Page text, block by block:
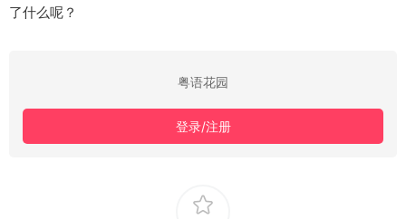
了什么呢？
粤语花园
登录/注册